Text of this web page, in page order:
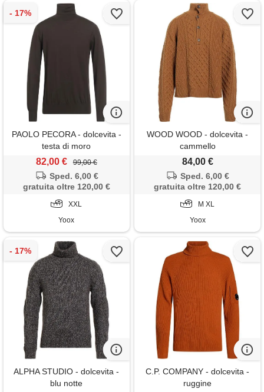
PAOLO PECORA - dolcevita -
testa di moro
82,00 € 99,00 €
Sped. 6,00 €
gratuita oltre 120,00 €
XXL
Yoox
WOOD WOOD - dolcevita -
cammello
84,00 €
Sped. 6,00 €
gratuita oltre 120,00 €
M XL
Yoox
ALPHA STUDIO - dolcevita -
blu notte
C.P. COMPANY - dolcevita -
ruggine